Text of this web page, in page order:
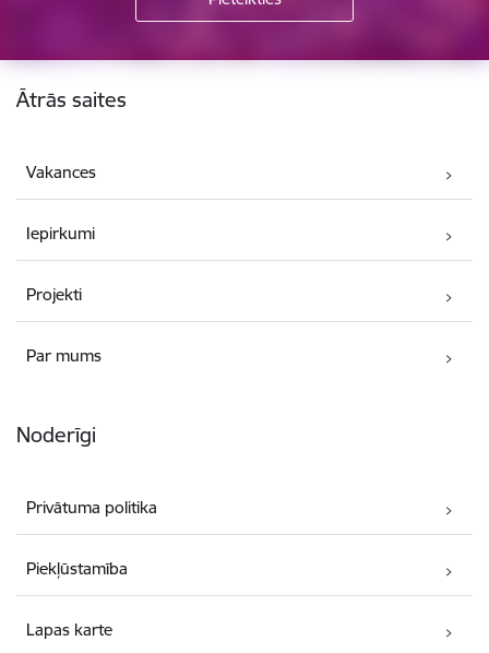
Kājene
Ātrās saites
Vakances
Iepirkumi
Projekti
Par mums
Noderīgi
Privātuma politika
Piekļūstamība
Lapas karte